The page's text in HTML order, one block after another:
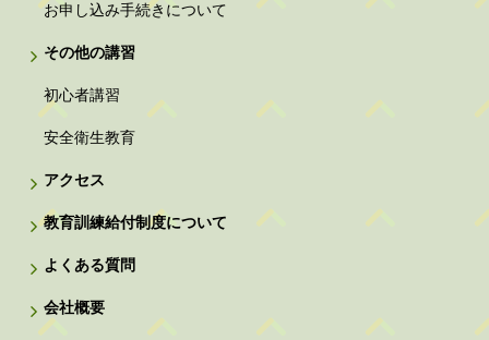
お申し込み手続きについて
その他の講習
初心者講習
安全衛生教育
アクセス
教育訓練給付制度について
よくある質問
会社概要